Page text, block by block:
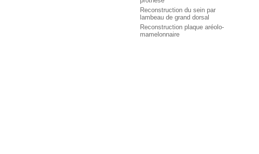
Reconstruction du sein par
lambeau de grand dorsal
Reconstruction plaque aréolo-
mamelonnaire